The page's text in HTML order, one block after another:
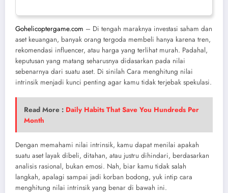
Gohelicoptergame.com – Di tengah maraknya investasi saham dan
aset keuangan, banyak orang tergoda membeli hanya karena tren,
rekomendasi influencer, atau harga yang terlihat murah. Padahal,
keputusan yang matang seharusnya didasarkan pada nilai
sebenarnya dari suatu aset. Di sinilah Cara menghitung nilai
intrinsik menjadi kunci penting agar kamu tidak terjebak spekulasi.
Read More : Daily Habits That Save You Hundreds Per
Month
Dengan memahami nilai intrinsik, kamu dapat menilai apakah
suatu aset layak dibeli, ditahan, atau justru dihindari, berdasarkan
analisis rasional, bukan emosi. Nah, biar kamu tidak salah
langkah, apalagi sampai jadi korban bodong, yuk intip cara
menghitung nilai intrinsik yang benar di bawah ini.